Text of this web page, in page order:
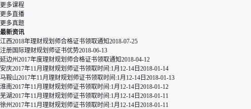
更多课程
更多直播
更多真题
最新资讯
江西2018年理财规划师合格证书领取通知2018-07-25
注册国际理财规划师证书优势2018-06-13
延边州2017年度理财规划师合格证书领取通知2018-04-12
安庆2017年11月理财规划师证书领取时间:1月12-14日 2018-01-14
马鞍山2017年11月理财规划师证书领取时间:1月12-14日 2018-01-13
淮南2017年11月理财规划师证书领取时间:1月12-14日 2018-01-12
芜湖2017年11月理财规划师证书领取时间:1月12-14日 2018-01-11
徐州2017年11月理财规划师证书领取时间:1月12-14日 2018-01-11